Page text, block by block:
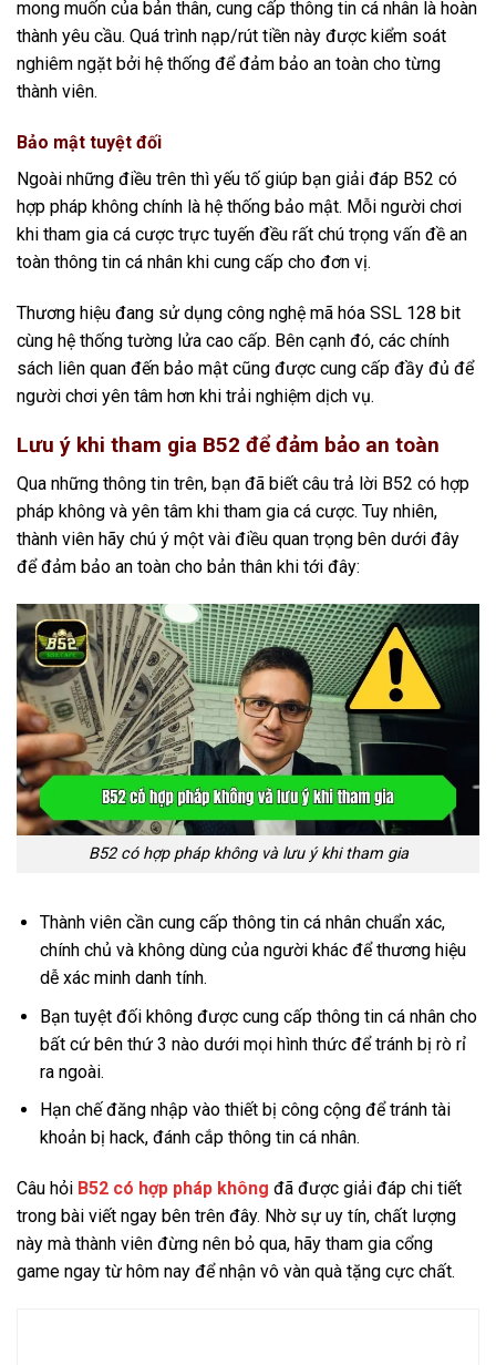
mong muốn của bản thân, cung cấp thông tin cá nhân là hoàn
thành yêu cầu. Quá trình nạp/rút tiền này được kiểm soát
nghiêm ngặt bởi hệ thống để đảm bảo an toàn cho từng
thành viên.
Bảo mật tuyệt đối
Ngoài những điều trên thì yếu tố giúp bạn giải đáp B52 có
hợp pháp không chính là hệ thống bảo mật. Mỗi người chơi
khi tham gia cá cược trực tuyến đều rất chú trọng vấn đề an
toàn thông tin cá nhân khi cung cấp cho đơn vị.
Thương hiệu đang sử dụng công nghệ mã hóa SSL 128 bit
cùng hệ thống tường lửa cao cấp. Bên cạnh đó, các chính
sách liên quan đến bảo mật cũng được cung cấp đầy đủ để
người chơi yên tâm hơn khi trải nghiệm dịch vụ.
Lưu ý khi tham gia B52 để đảm bảo an toàn
Qua những thông tin trên, bạn đã biết câu trả lời B52 có hợp
pháp không và yên tâm khi tham gia cá cược. Tuy nhiên,
thành viên hãy chú ý một vài điều quan trọng bên dưới đây
để đảm bảo an toàn cho bản thân khi tới đây:
B52 có hợp pháp không và lưu ý khi tham gia
Thành viên cần cung cấp thông tin cá nhân chuẩn xác,
chính chủ và không dùng của người khác để thương hiệu
dễ xác minh danh tính.
Bạn tuyệt đối không được cung cấp thông tin cá nhân cho
bất cứ bên thứ 3 nào dưới mọi hình thức để tránh bị rò rỉ
ra ngoài.
Hạn chế đăng nhập vào thiết bị công cộng để tránh tài
khoản bị hack, đánh cắp thông tin cá nhân.
Câu hỏi B52 có hợp pháp không đã được giải đáp chi tiết
trong bài viết ngay bên trên đây. Nhờ sự uy tín, chất lượng
này mà thành viên đừng nên bỏ qua, hãy tham gia cổng
game ngay từ hôm nay để nhận vô vàn quà tặng cực chất.